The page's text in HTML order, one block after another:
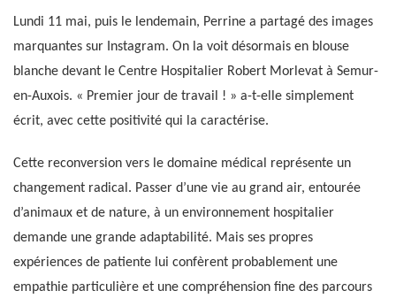
Lundi 11 mai, puis le lendemain, Perrine a partagé des images
marquantes sur Instagram. On la voit désormais en blouse
blanche devant le Centre Hospitalier Robert Morlevat à Semur-
en-Auxois. « Premier jour de travail ! » a-t-elle simplement
écrit, avec cette positivité qui la caractérise.
Cette reconversion vers le domaine médical représente un
changement radical. Passer d’une vie au grand air, entourée
d’animaux et de nature, à un environnement hospitalier
demande une grande adaptabilité. Mais ses propres
expériences de patiente lui confèrent probablement une
empathie particulière et une compréhension fine des parcours